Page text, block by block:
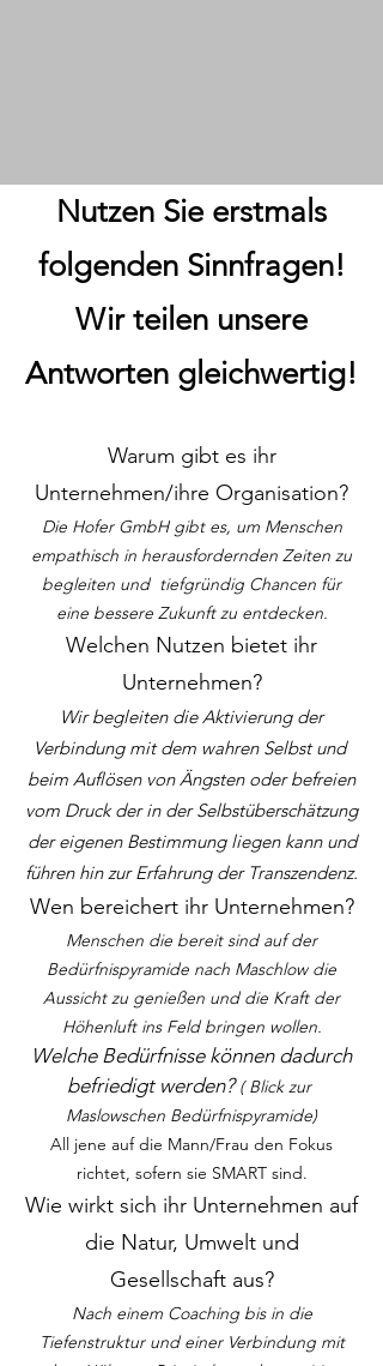
Nutzen Sie erstmals
folgenden Sinnfragen!
Wir teilen unsere
Antworten gleichwertig!
Warum gibt es ihr
Unternehmen/ihre Organisation?
Die Hofer GmbH gibt es, um Menschen
empathisch in herausfordernden Zeiten zu
begleiten und tiefgründig Chancen für
eine bessere Zukunft zu entdecken.
Welchen Nutzen bietet ihr
Unternehmen?
Wir begleiten die Aktivierung der
Verbindung mit dem wahren Selbst und
beim Auflösen von Ängsten oder befreien
vom Druck der in der Selbstüberschätzung
der eigenen Bestimmung liegen kann und
führen hin zur Erfahrung der Transzendenz.
Wen bereichert ihr Unternehmen?
Menschen die bereit sind auf der
Bedürfnispyramide nach Maschlow die
Aussicht zu genießen und die Kraft der
Höhenluft ins Feld bringen wollen.
Welche Bedürfnisse können dadurch
befriedigt werden?( Blick zur
Maslowschen Bedürfnispyramide)
All jene auf die Mann/Frau den Fokus
richtet, sofern sie SMART sind.
Wie wirkt sich ihr Unternehmen auf
die Natur, Umwelt und
Gesellschaft aus?
Nach einem Coaching bis in die
Tiefenstruktur und einer Verbindung mit